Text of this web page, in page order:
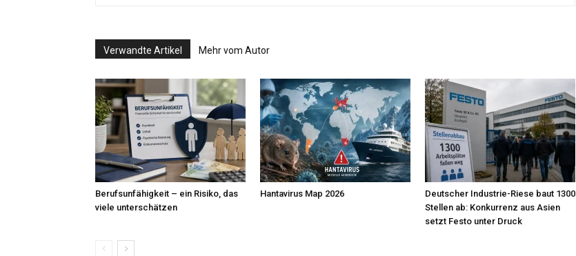
Verwandte Artikel Mehr vom Autor
Berufsunfähigkeit – ein Risiko, das
viele unterschätzen
Hantavirus Map 2026
Deutscher Industrie-Riese baut 1300
Stellen ab: Konkurrenz aus Asien
setzt Festo unter Druck